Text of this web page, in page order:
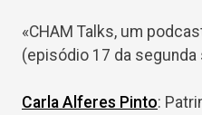
«CHAM Talks, um
(episódio 17 da segunda
Carla Alferes Pinto: